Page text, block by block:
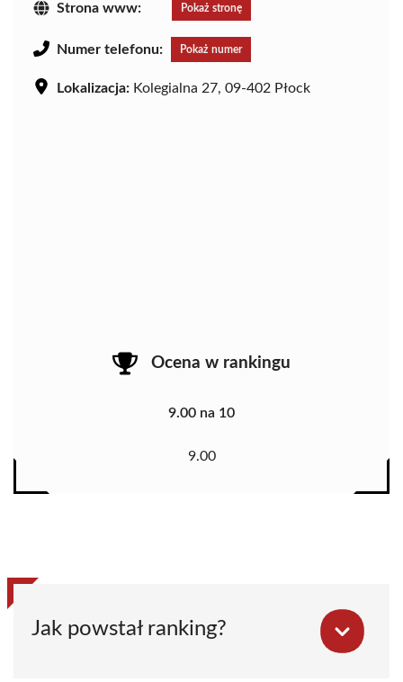
Strona www: Pokaż stronę
Numer telefonu: Pokaż numer
Lokalizacja: Kolegialna 27, 09-402 Płock
Ocena w rankingu
9.00 na 10
9.00
Jak powstał ranking?